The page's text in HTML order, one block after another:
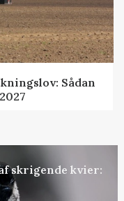
Sådan
skrigende kvier: